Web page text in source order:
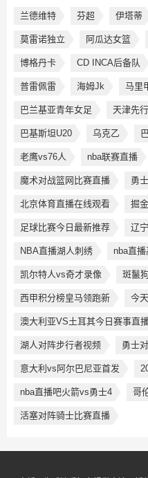
兰德维特 芬超 伊塔蒂
莫雷诺独立 阿瓜达女篮
博格丹卡 CD INCA后备队
普雷佩雷 海姆Jk 马里
巴兰基亚青年女足 天津先
巴基斯坦U20 乌克乙
老鹰vs76人 nba联赛直播
魔术对战篮网比赛直播 勇
北京体育直播在线观看 掘
足球比赛今日最新推荐 辽
NBA直播湖人刺绣 nba直
凯尔特人vs奇才录像 斑鬣
西甲积分榜皇马领跑新 今
澳大利亚VS土耳其今日赛事直
湖人对阵步行者视频 勇士
意大利vs阿尔巴尼亚首发
nba直播吧火箭vs勇士4 哥
活塞对阵骑士比赛直播